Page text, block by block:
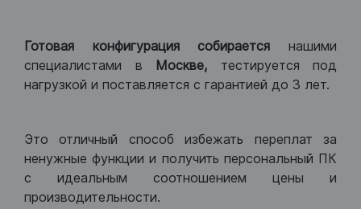
Готовая конфигурация собираетсянашими
специалистами в Москве, тестируется под
нагрузкой и поставляется с гарантией до 3 лет.
Это отличный способ избежать переплат за
ненужные функции и получить персональный ПК
с идеальным соотношением цены и
производительности.